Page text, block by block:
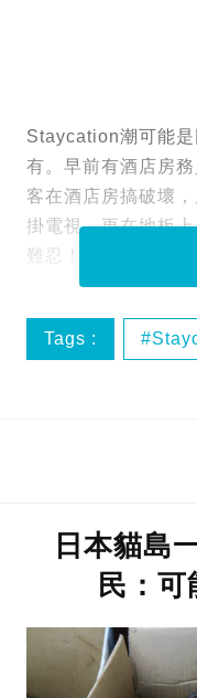
Staycation潮可能
有。早前有酒店房
客在酒店房搞破壞
掛電視，更在地板
難忍！
Tags :
日本貓島
民：